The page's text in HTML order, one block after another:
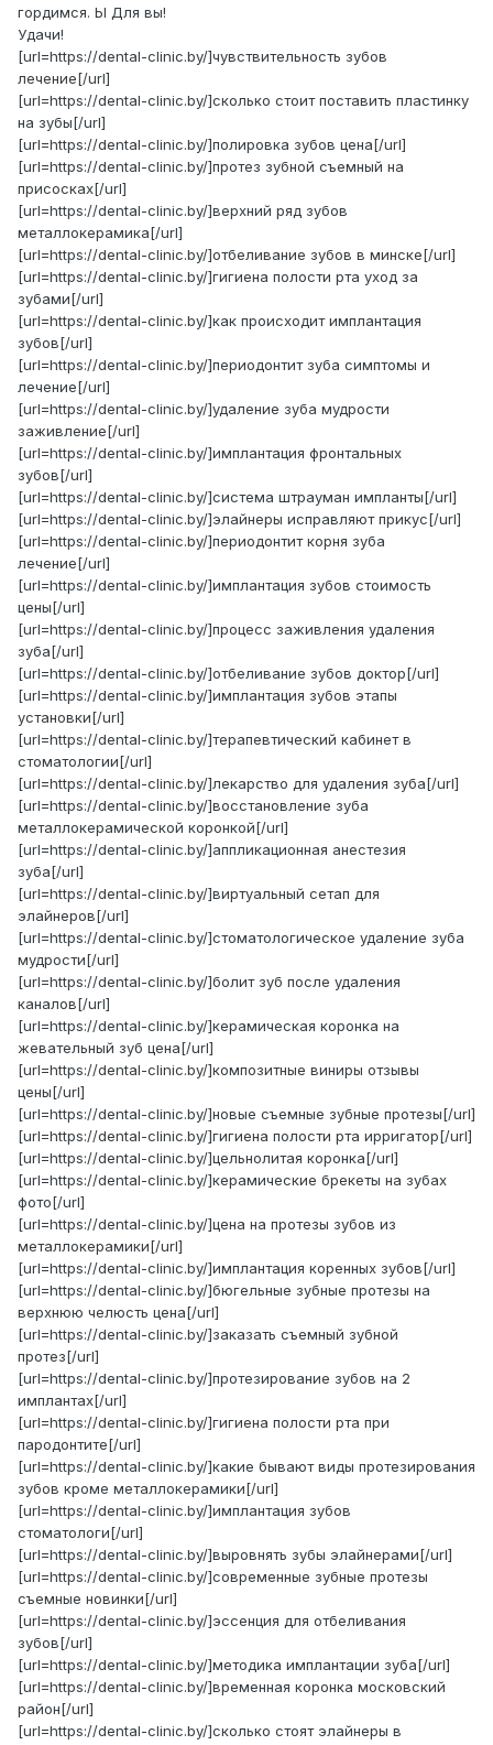
гордимся. Ы Для вы!
Удачи!
[url=https://dental-clinic.by/]чувствительность зубов
лечение[/url]
[url=https://dental-clinic.by/]сколько стоит поставить пластинку
на зубы[/url]
[url=https://dental-clinic.by/]полировка зубов цена[/url]
[url=https://dental-clinic.by/]протез зубной съемный на
присосках[/url]
[url=https://dental-clinic.by/]верхний ряд зубов
металлокерамика[/url]
[url=https://dental-clinic.by/]отбеливание зубов в минске[/url]
[url=https://dental-clinic.by/]гигиена полости рта уход за
зубами[/url]
[url=https://dental-clinic.by/]как происходит имплантация
зубов[/url]
[url=https://dental-clinic.by/]периодонтит зуба симптомы и
лечение[/url]
[url=https://dental-clinic.by/]удаление зуба мудрости
заживление[/url]
[url=https://dental-clinic.by/]имплантация фронтальных
зубов[/url]
[url=https://dental-clinic.by/]система штрауман импланты[/url]
[url=https://dental-clinic.by/]элайнеры исправляют прикус[/url]
[url=https://dental-clinic.by/]периодонтит корня зуба
лечение[/url]
[url=https://dental-clinic.by/]имплантация зубов стоимость
цены[/url]
[url=https://dental-clinic.by/]процесс заживления удаления
зуба[/url]
[url=https://dental-clinic.by/]отбеливание зубов доктор[/url]
[url=https://dental-clinic.by/]имплантация зубов этапы
установки[/url]
[url=https://dental-clinic.by/]терапевтический кабинет в
стоматологии[/url]
[url=https://dental-clinic.by/]лекарство для удаления зуба[/url]
[url=https://dental-clinic.by/]восстановление зуба
металлокерамической коронкой[/url]
[url=https://dental-clinic.by/]аппликационная анестезия
зуба[/url]
[url=https://dental-clinic.by/]виртуальный сетап для
элайнеров[/url]
[url=https://dental-clinic.by/]стоматологическое удаление зуба
мудрости[/url]
[url=https://dental-clinic.by/]болит зуб после удаления
каналов[/url]
[url=https://dental-clinic.by/]керамическая коронка на
жевательный зуб цена[/url]
[url=https://dental-clinic.by/]композитные виниры отзывы
цены[/url]
[url=https://dental-clinic.by/]новые съемные зубные протезы[/url]
[url=https://dental-clinic.by/]гигиена полости рта ирригатор[/url]
[url=https://dental-clinic.by/]цельнолитая коронка[/url]
[url=https://dental-clinic.by/]керамические брекеты на зубах
фото[/url]
[url=https://dental-clinic.by/]цена на протезы зубов из
металлокерамики[/url]
[url=https://dental-clinic.by/]имплантация коренных зубов[/url]
[url=https://dental-clinic.by/]бюгельные зубные протезы на
верхнюю челюсть цена[/url]
[url=https://dental-clinic.by/]заказать съемный зубной
протез[/url]
[url=https://dental-clinic.by/]протезирование зубов на 2
имплантах[/url]
[url=https://dental-clinic.by/]гигиена полости рта при
пародонтите[/url]
[url=https://dental-clinic.by/]какие бывают виды протезирования
зубов кроме металлокерамики[/url]
[url=https://dental-clinic.by/]имплантация зубов
стоматологи[/url]
[url=https://dental-clinic.by/]выровнять зубы элайнерами[/url]
[url=https://dental-clinic.by/]современные зубные протезы
съемные новинки[/url]
[url=https://dental-clinic.by/]эссенция для отбеливания
зубов[/url]
[url=https://dental-clinic.by/]методика имплантации зуба[/url]
[url=https://dental-clinic.by/]временная коронка московский
район[/url]
[url=https://dental-clinic.by/]сколько стоят элайнеры в